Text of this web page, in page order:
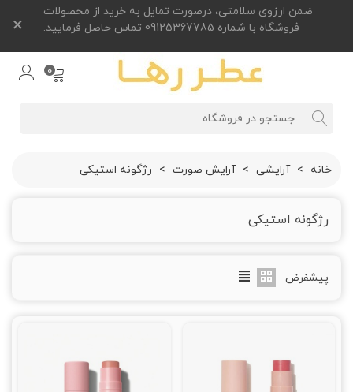
ضمن ارزوی سلامتی، درصورت تمایل به خرید از محصولات
فروشگاه با شماره 09125367785 تماس حاصل فرمایید.
×
0
خانه > آرایشی > آرایش صورت > رژگونه استیکی
رژگونه استیکی
پیشفرض